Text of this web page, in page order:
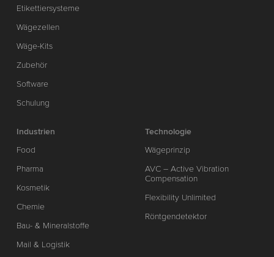
Etikettiersysteme
Wägezellen
Wäge-Kits
Zubehör
Software
Schulung
Industrien
Food
Pharma
Kosmetik
Chemie
Bau- & Mineralstoffe
Mail & Logistik
Technologie
Wägeprinzip
AVC – Active Vibration
Compensation
Flexibility Unlimited
Röntgendetektor